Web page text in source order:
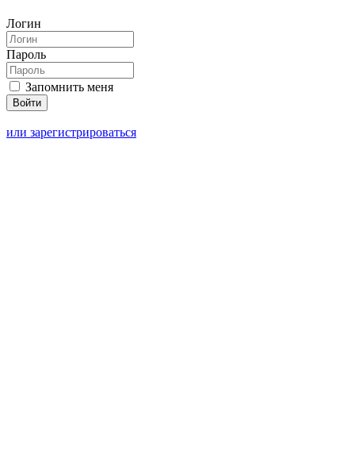
Логин
Пароль
Запомнить меня
или зарегистрироваться